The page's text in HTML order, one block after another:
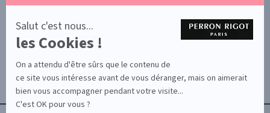
En
savoir
plus
sur
Axeptio
Salut c'est nous...
les Cookies !
On a attendu d'être sûrs que le contenu de
ce site vous intéresse avant de vous déranger, mais on aimerait
bien vous accompagner pendant votre visite...
C'est OK pour vous ?
BOUTIQUE PARTICULIERS
AIDE / FAQ
CONTACT
CGU/CGV